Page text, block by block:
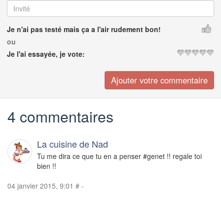
Je n'ai pas testé mais ça a l'air rudement bon!
ou
Je l'ai essayée, je vote:
4 commentaires
La cuisine de Nad
Tu me dira ce que tu en a penser #genet !! regale toi
bien !!
04 janvier 2015, 9:01 # -